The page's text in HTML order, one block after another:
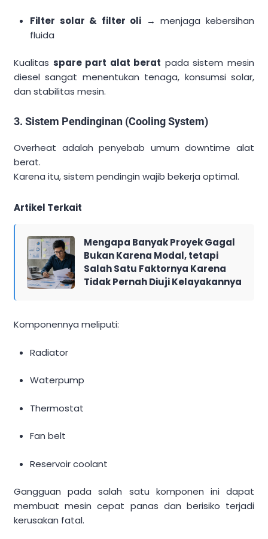
Filter solar & filter oli → menjaga kebersihan
fluida
Kualitas spare part alat berat pada sistem mesin
diesel sangat menentukan tenaga, konsumsi solar,
dan stabilitas mesin.
3. Sistem Pendinginan (Cooling System)
Overheat adalah penyebab umum downtime alat
berat.
Karena itu, sistem pendingin wajib bekerja optimal.
Artikel Terkait
Mengapa Banyak Proyek Gagal
Bukan Karena Modal, tetapi
Salah Satu Faktornya Karena
Tidak Pernah Diuji Kelayakannya
Komponennya meliputi:
Radiator
Waterpump
Thermostat
Fan belt
Reservoir coolant
Gangguan pada salah satu komponen ini dapat
membuat mesin cepat panas dan berisiko terjadi
kerusakan fatal.